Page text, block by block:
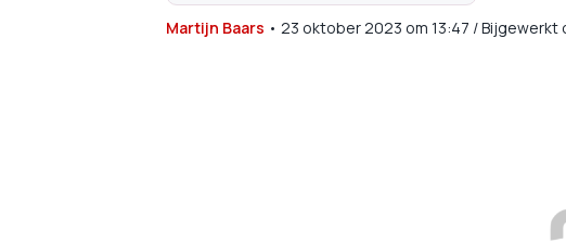
Martijn Baars • 23 oktober 2023 om 13:47 /Bijgewerkt